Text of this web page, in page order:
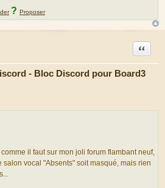
? Proposer
- Bloc Discord pour Board3
Citation
il faut sur mon joli forum flambant neuf,
vocal "Absents" soit masqué, mais rien